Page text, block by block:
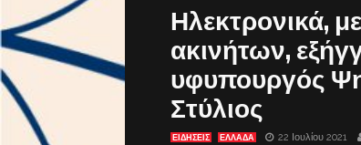
Ηλεκτρονικά,
ακινήτων,
υφυπουργός
Στύλιος
ΕΙΔΗΣΕΙΣ ΕΛΛΑΔΑ 22 Ιουλίου 2021